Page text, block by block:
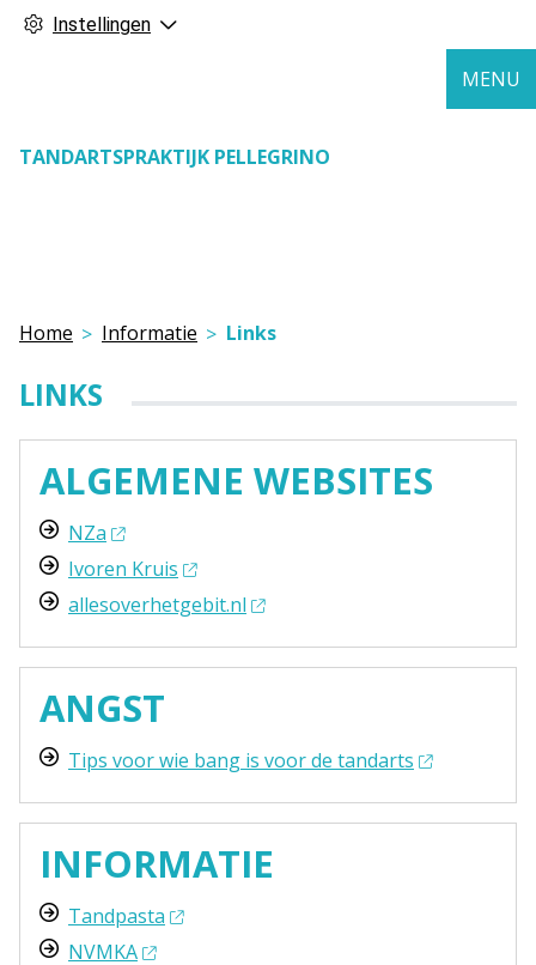
Instellingen
TANDARTSPRAKTIJK PELLEGRINO
MENU
Home Informatie Links
LINKS
ALGEMENE WEBSITES
NZa
Ivoren Kruis
allesoverhetgebit.nl
ANGST
Tips voor wie bang is voor de tandarts
INFORMATIE
Tandpasta
NVMKA